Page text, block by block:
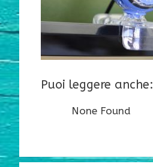
Puoi leggere anche:
None Found